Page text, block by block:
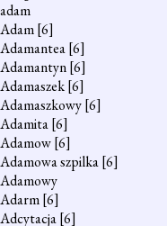
adam
Adam[6]
Adamantea[6]
Adamantyn[6]
Adamaszek[6]
Adamaszkowy[6]
Adamita[6]
Adamow[6]
Adamowa szpilka[6]
Adamowy
Adarm[6]
Adcytacja[6]